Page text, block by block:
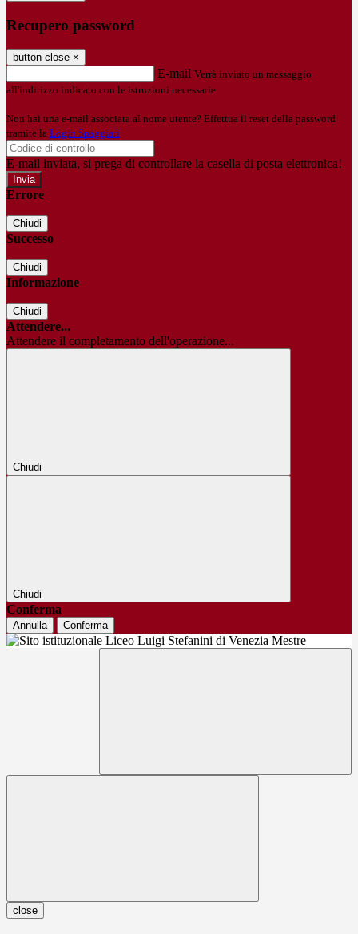
Recupero password
button close ×
E-mail Verrà inviato un messaggio
all'indirizzo indicato con le istruzioni necessarie.
Non hai una e-mail associata al nome utente? Effettua il reset della password
tramite la Login Spaggiari
E-mail inviata, si prega di controllare la casella di posta elettronica!
Errore
Chiudi
Successo
Chiudi
Informazione
Chiudi
Attendere...
Attendere il completamento dell'operazione...
Chiudi
Chiudi
Conferma
Annulla Conferma
close